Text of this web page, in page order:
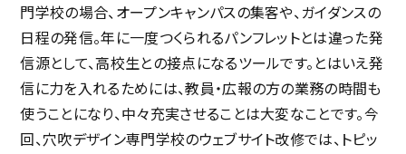
門学校の場合、オープンキャンパスの集客や、ガイダンスの
日程の発信。年に一度つくられるパンフレットとは違った発
信源として、高校生との接点になるツールです。とはいえ発
信に力を入れるためには、教員・広報の方の業務の時間も
使うことになり、中々充実させることは大変なことです。今
回、穴吹デザイン専門学校のウェブサイト改修では、トピッ